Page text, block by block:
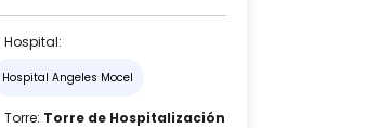
Hospital:
Hospital Angeles Mocel
Torre: Torre de Hospitalización